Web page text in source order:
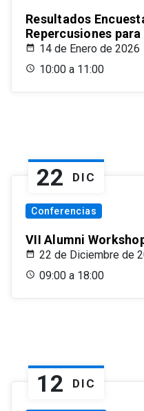
Resultados
Repercusiones
14 de Enero de 2026
10:00 a 11:00
22 DIC
Conferencias
VII Alumni
22 de Diciembre de
09:00 a 18:00
12 DIC